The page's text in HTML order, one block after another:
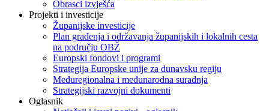
Obrasci izvješća
Projekti i investicije
Županijske investicije
Plan građenja i održavanja županijskih i lokalnih cesta
na području OBŽ
Europski fondovi i programi
Strategija Europske unije za dunavsku regiju
Međuregionalna i međunarodna suradnja
Strategijski razvojni dokumenti
Oglasnik